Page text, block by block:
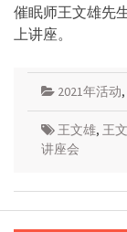
催眠师王文雄先
上讲座。
2021年活动,
王文雄, 王
讲座会